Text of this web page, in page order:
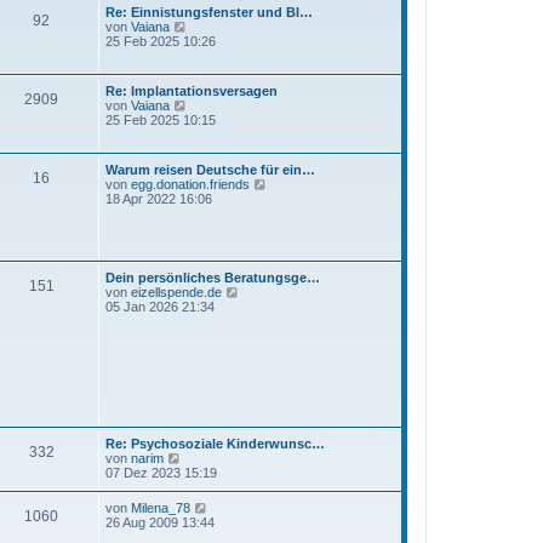
e
i
t
92
Re: Einnistungsfenster und Bl…
von Vaiana
e
s
t
e
r
e
i
t
r
25 Feb 2025 10:26
2909
Re: Implantationsversagen
von Vaiana
e
t
e
r
t
r
a
g
25 Feb 2025 10:15
16
Warum reisen Deutsche für ein…
von egg.donation.friends
r
18 Apr 2022 16:06
151
Dein persönliches Beratungsge…
von eizellspende.de
i
t
g
05 Jan 2026 21:34
332
Re: Psychosoziale Kinderwunsc…
von narim
e
e
s
t
07 Dez 2023 15:19
1060 von Milena_78
e
26 Aug 2009 13:44